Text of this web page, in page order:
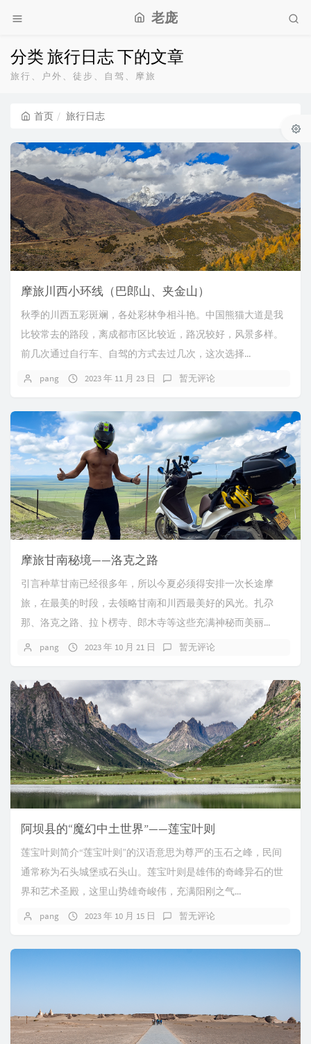
老庞
分类 旅行日志 下的文章
旅行、户外、徒步、自驾、摩旅
首页 旅行日志
摩旅川西小环线（巴郎山、夹金山）
秋季的川西五彩斑斓，各处彩林争相斗艳。中国熊猫大道是我
比较常去的路段，离成都市区比较近，路况较好，风景多样。
前几次通过自行车、自驾的方式去过几次，这次选择...
pang 2023 年 11 月 23 日 暂无评论
摩旅甘南秘境——洛克之路
引言种草甘南已经很多年，所以今夏必须得安排一次长途摩
旅，在最美的时段，去领略甘南和川西最美好的风光。扎尕
那、洛克之路、拉卜楞寺、郎木寺等这些充满神秘而美丽...
pang 2023 年 10 月 21 日 暂无评论
阿坝县的“魔幻中土世界”——莲宝叶则
莲宝叶则简介“莲宝叶则”的汉语意思为尊严的玉石之峰，民间
通常称为石头城堡或石头山。莲宝叶则是雄伟的奇峰异石的世
界和艺术圣殿，这里山势雄奇峻伟，充满阳刚之气...
pang 2023 年 10 月 15 日 暂无评论